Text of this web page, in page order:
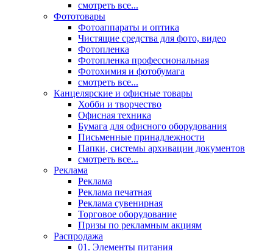
смотреть все...
Фототовары
Фотоаппараты и оптика
Чистящие средства для фото, видео
Фотопленка
Фотопленка профессиональная
Фотохимия и фотобумага
смотреть все...
Канцелярские и офисные товары
Хобби и творчество
Офисная техника
Бумага для офисного оборудования
Письменные принадлежности
Папки, системы архивации документов
смотреть все...
Реклама
Реклама
Реклама печатная
Реклама сувенирная
Торговое оборудование
Призы по рекламным акциям
Распродажа
01. Элементы питания